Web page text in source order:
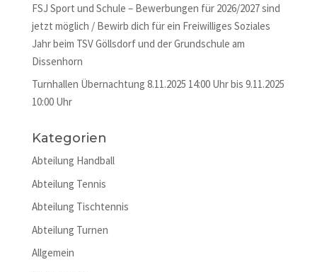
FSJ Sport und Schule – Bewerbungen für 2026/2027 sind
jetzt möglich / Bewirb dich für ein Freiwilliges Soziales
Jahr beim TSV Göllsdorf und der Grundschule am
Dissenhorn
Turnhallen Übernachtung 8.11.2025 14:00 Uhr bis 9.11.2025
10:00 Uhr
Kategorien
Abteilung Handball
Abteilung Tennis
Abteilung Tischtennis
Abteilung Turnen
Allgemein